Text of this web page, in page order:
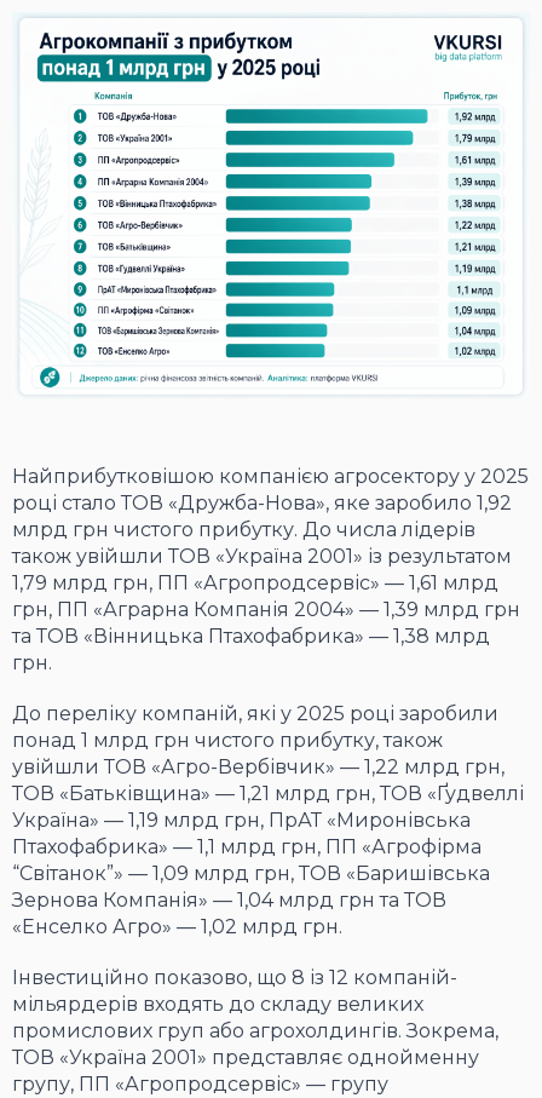
Найприбутковішою компанією агросектору у 2025
році стало ТОВ «Дружба-Нова», яке заробило 1,92
млрд грн чистого прибутку. До числа лідерів
також увійшли ТОВ «Україна 2001» із результатом
1,79 млрд грн, ПП «Агропродсервіс» — 1,61 млрд
грн, ПП «Аграрна Компанія 2004» — 1,39 млрд грн
та ТОВ «Вінницька Птахофабрика» — 1,38 млрд
грн.
До переліку компаній, які у 2025 році заробили
понад 1 млрд грн чистого прибутку, також
увійшли ТОВ «Агро-Вербівчик» — 1,22 млрд грн,
ТОВ «Батьківщина» — 1,21 млрд грн, ТОВ «Ґудвеллі
Україна» — 1,19 млрд грн, ПрАТ «Миронівська
Птахофабрика» — 1,1 млрд грн, ПП «Агрофірма
“Світанок”» — 1,09 млрд грн, ТОВ «Баришівська
Зернова Компанія» — 1,04 млрд грн та ТОВ
«Енселко Агро» — 1,02 млрд грн.
Інвестиційно показово, що 8 із 12 компаній-
мільярдерів входять до складу великих
промислових груп або агрохолдингів. Зокрема,
ТОВ «Україна 2001» представляє однойменну
групу, ПП «Агропродсервіс» — групу